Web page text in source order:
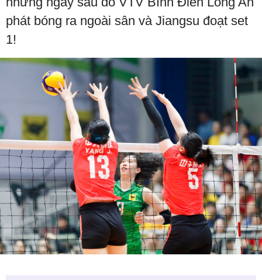
phát bóng ra ngoài sân và Jiangsu đoạt set
1!